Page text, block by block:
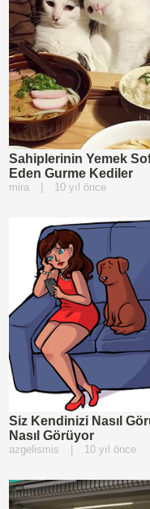
Sahiplerinin Yemek
Eden Gurme Kediler
mira 10 yıl önce
Siz Kendinizi Nasıl
Nasıl Görüyor
azgelismis 10 yıl önce